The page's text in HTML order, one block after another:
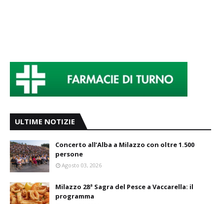
ULTIME NOTIZIE
Concerto all’Alba a Milazzo con oltre 1.500
persone
Agosto 03, 2026
Milazzo 28ª Sagra del Pesce a Vaccarella: il
programma